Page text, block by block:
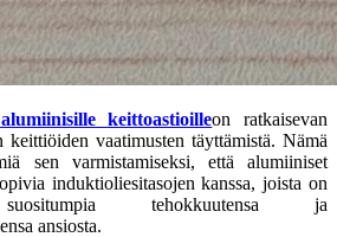
keittoastioilleon ratkaisevan
keittiöiden vaatimusten täyttämistä. Nämä
sen varmistamiseksi, että alumiiniset
induktioliesitasojen kanssa, joista on
tehokkuutensa ja
ansiosta.